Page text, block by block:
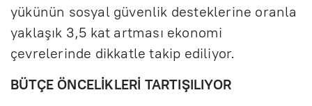
yükünün sosyal güvenlik desteklerine oranla
yaklaşık 3,5 kat artması ekonomi
çevrelerinde dikkatle takip ediliyor.
BÜTÇE ÖNCELİKLERİ TARTIŞILIYOR